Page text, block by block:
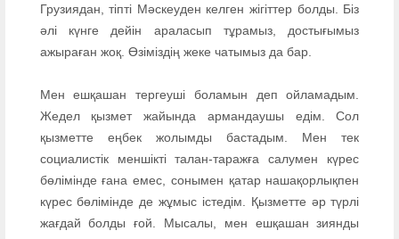
Грузиядан, тіпті Мәскеуден келген жігіттер болды. Біз
әлі күнге дейін араласып тұрамыз, достығымыз
ажыраған жоқ. Өзіміздің жеке чатымыз да бар.
Мен ешқашан тергеуші боламын деп ойламадым.
Жедел қызмет жайында армандаушы едім. Сол
қызметте еңбек жолымды бастадым. Мен тек
социалистік меншікті талан-таражға салумен күрес
бөлімінде ғана емес, сонымен қатар нашақорлықпен
күрес бөлімінде де жұмыс істедім. Қызметте әр түрлі
жағдай болды ғой. Мысалы, мен ешқашан зиянды